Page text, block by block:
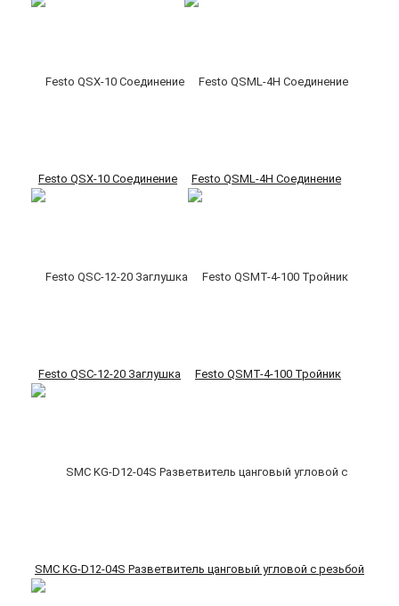
Festo QSX-10 Соединение Festo QSML-4H Соединение
Festo QSC-12-20 Заглушка Festo QSMT-4-100 Тройник
SMC KG-D12-04S Разветвитель цанговый угловой с резьбой